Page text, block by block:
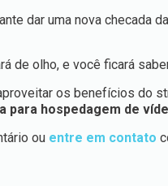
dar uma nova checada
de olho, e você ficará
os benefícios do
para hospedagem de
ou entre em contato